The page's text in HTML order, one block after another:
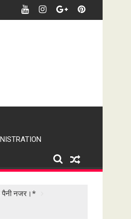
न्यूज।
पैनी नजर।*